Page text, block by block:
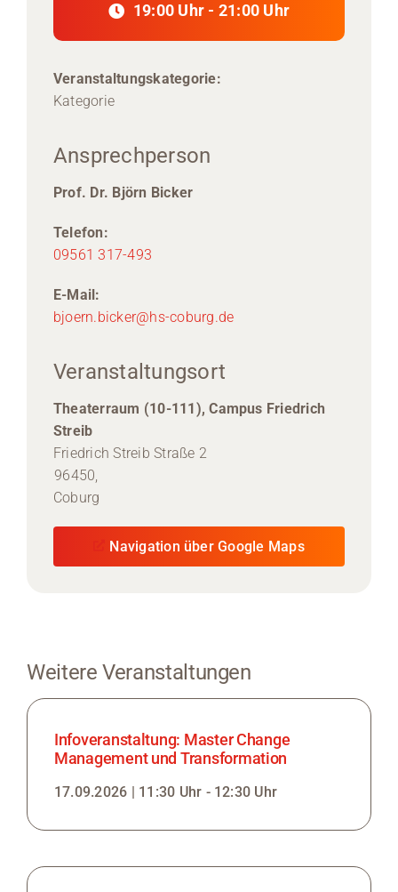
19:00 Uhr - 21:00 Uhr
Veranstaltungskategorie:
Kategorie
Ansprechperson
Prof. Dr. Björn Bicker
Telefon:
09561 317-493
E-Mail:
bjoern.bicker@hs-coburg.de
Veranstaltungsort
Theaterraum (10-111), Campus Friedrich
Streib
Friedrich Streib Straße 2
96450,
Coburg
Navigation über Google Maps
Weitere Veranstaltungen
Infoveranstaltung: Master Change
Management und Transformation
17.09.2026 | 11:30 Uhr - 12:30 Uhr